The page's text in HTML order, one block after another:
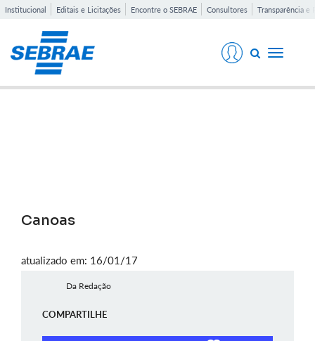
Institucional Editais e Licitações Encontre o SEBRAE Consultores Transparência e
Toggle
Canoas
atualizado em: 16/01/17
Da Redação
COMPARTILHE